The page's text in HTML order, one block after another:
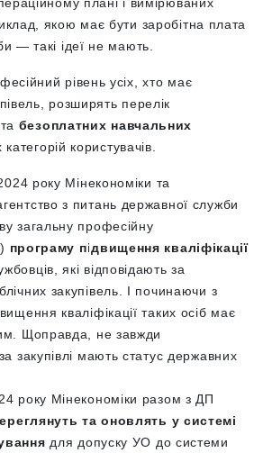
якою має бути заробітна плата
— такі ідеї не мають.
рівень усіх, хто має
розширять перелік
безоплатних навчальних
користувачів.
року Мінекономіки та
з питань державної служби
загальну професійну
програму підвищення кваліфікації
які відповідають за
закупівель. І починаючи з
кваліфікації таких осіб має
Щоправда, не завжди
за закупівлі мають статус державних
року Мінекономіки разом з ДП
та оновлять у системі
для допуску УО до системи